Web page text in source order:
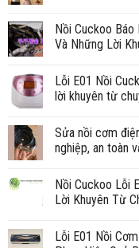
Nồi Cuckoo
Và Những Lời
Lỗi E01 Nồi
lời khuyên từ
Sửa nồi cơm
nghiệp, an toàn
Nồi Cuckoo Lỗi
Lời Khuyên Từ
Lỗi E01 Nồi